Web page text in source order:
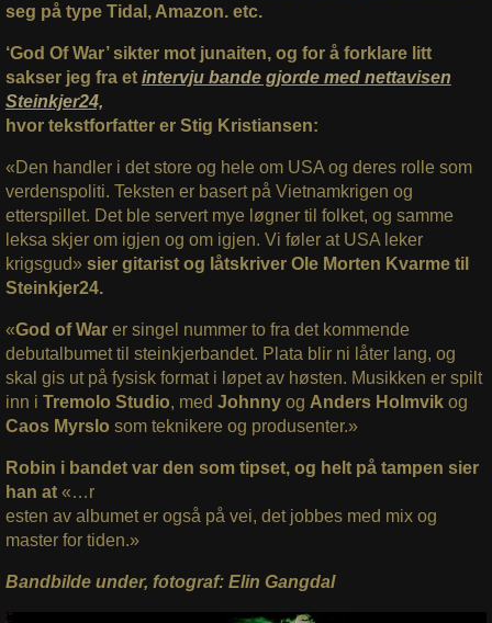
seg på type Tidal, Amazon. etc.
‘God Of War’ sikter mot junaiten, og for å forklare litt
sakser jeg fra et intervju bande gjorde med nettavisen
Steinkjer24,
hvor tekstforfatter er Stig Kristiansen:
«Den handler i det store og hele om USA og deres rolle som
verdenspoliti. Teksten er basert på Vietnamkrigen og
etterspillet. Det ble servert mye løgner til folket, og samme
leksa skjer om igjen og om igjen. Vi føler at USA leker
krigsgud»sier gitarist og låtskriver Ole Morten Kvarme til
Steinkjer24.
«God of Warer singel nummer to fra det kommende
debutalbumet til steinkjerbandet. Plata blir ni låter lang, og
skal gis ut på fysisk format i løpet av høsten. Musikken er spilt
inn i Tremolo Studio, med Johnny og Anders Holmvik og
Caos Myrslo som teknikere og produsenter.»
Robin i bandet var den som tipset, og helt på tampen sier
han at«…r
esten av albumet er også på vei, det jobbes med mix og
master for tiden.»
Bandbilde under, fotograf: Elin Gangdal